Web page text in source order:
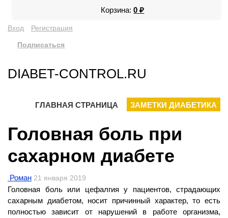
Корзина:0₽
Вход Регистрация
Подписаться
DIABET-CONTROL.RU
ГЛАВНАЯ СТРАНИЦА ЗАМЕТКИ ДИАБЕТИКА
Головная боль при
сахарном диабете
Роман 21 января 2019
Головная боль или цефалгия у пациентов, страдающих
сахарным диабетом, носит причинный характер, то есть
полностью зависит от нарушений в работе организма,